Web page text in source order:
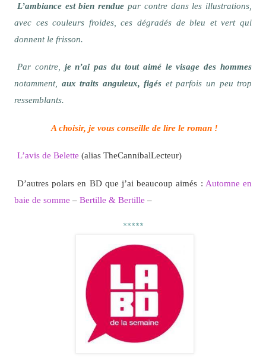
L’ambiance est bien rendue par contre dans les illustrations,
avec ces couleurs froides, ces dégradés de bleu et vert qui
donnent le frisson.
Par contre, je n’ai pas du tout aimé le visage des hommes
notamment, aux traits anguleux, figés et parfois un peu trop
ressemblants.
A choisir, je vous conseille de lire le roman !
L’avis de Belette (alias TheCannibalLecteur)
D’autres polars en BD que j’ai beaucoup aimés : Automne en
baie de somme – Bertille & Bertille –
*****